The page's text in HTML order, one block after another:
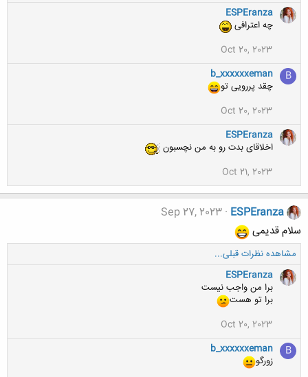
ESPEranza
چه اعترافی
Oct 20, 2023
B
b_xxxxxxeman
چقد پررویی تو
Oct 20, 2023
ESPEranza
اخلاقای بدت رو به من نچسبون
Oct 21, 2023
ESPEranza
Sep 27, 2023
سلام قدیمی
مشاهده نظرات قبلی...
ESPEranza
برا من واجب نیست
برا تو هست
Oct 20, 2023
B
b_xxxxxxeman
زورگو